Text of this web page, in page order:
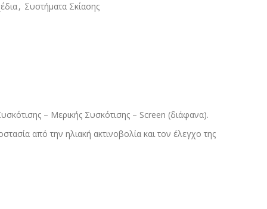
, Συστήματα Σκίασης
– Μερικής Συσκότισης – Screen (διάφανα).
από την ηλιακή ακτινοβολία και τον έλεγχο της